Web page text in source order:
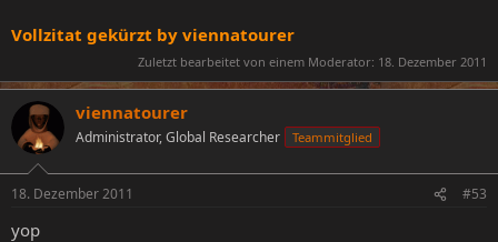
Vollzitat gekürzt by viennatourer
Zuletzt bearbeitet von einem Moderator: 18. Dezember 2011
viennatourer
Administrator, Global Researcher Teammitglied
18. Dezember 2011 #53
yop